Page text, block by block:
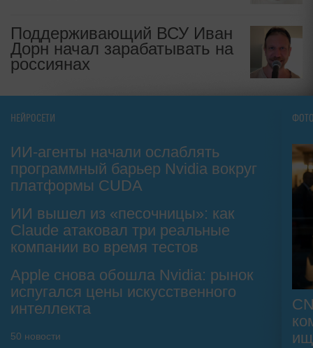
Поддерживающий ВСУ Иван
Дорн начал зарабатывать на
россиянах
НЕЙРОСЕТИ
ИИ-агенты начали ослаблять
программный барьер Nvidia вокруг
платформы CUDA
ИИ вышел из «песочницы»: как
Claude атаковал три реальные
компании во время тестов
Apple снова обошла Nvidia: рынок
испугался цены искусственного
интеллекта
50 новости